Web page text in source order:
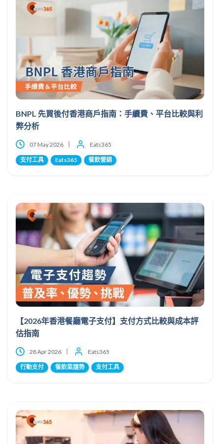
BNPL 先買後付香港商戶指南：手續費、平台比較與利
弊分析
07 May 2026 Eats365
支付工具 Eats365 餐飲營銷
【2026年香港餐廳電子支付】支付方式比較與成本評
估指南
28 Apr 2026 Eats365
行動支付 餐飲業趨勢 支付工具